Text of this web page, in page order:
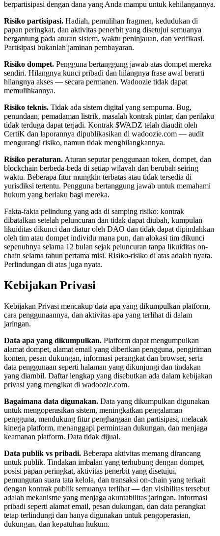
berpartisipasi dengan dana yang Anda mampu untuk kehilangannya.
Risiko partisipasi. Hadiah, pemulihan fragmen, kedudukan di
papan peringkat, dan aktivitas penerbit yang disetujui semuanya
bergantung pada aturan sistem, waktu peninjauan, dan verifikasi.
Partisipasi bukanlah jaminan pembayaran.
Risiko dompet. Pengguna bertanggung jawab atas dompet mereka
sendiri. Hilangnya kunci pribadi dan hilangnya frase awal berarti
hilangnya akses — secara permanen. Wadoozie tidak dapat
memulihkannya.
Risiko teknis. Tidak ada sistem digital yang sempurna. Bug,
penundaan, pemadaman listrik, masalah kontrak pintar, dan perilaku
tidak terduga dapat terjadi. Kontrak $WADZ telah diaudit oleh
CertiK dan laporannya dipublikasikan di wadoozie.com — audit
mengurangi risiko, namun tidak menghilangkannya.
Risiko peraturan. Aturan seputar penggunaan token, dompet, dan
blockchain berbeda-beda di setiap wilayah dan berubah seiring
waktu. Beberapa fitur mungkin terbatas atau tidak tersedia di
yurisdiksi tertentu. Pengguna bertanggung jawab untuk memahami
hukum yang berlaku bagi mereka.
Fakta-fakta pelindung yang ada di samping risiko: kontrak
dibatalkan setelah peluncuran dan tidak dapat diubah, kumpulan
likuiditas dikunci dan diatur oleh DAO dan tidak dapat dipindahkan
oleh tim atau dompet individu mana pun, dan alokasi tim dikunci
sepenuhnya selama 12 bulan sejak peluncuran tanpa likuiditas on-
chain selama tahun pertama misi. Risiko-risiko di atas adalah nyata.
Perlindungan di atas juga nyata.
Kebijakan Privasi
Kebijakan Privasi mencakup data apa yang dikumpulkan platform,
cara penggunaannya, dan aktivitas apa yang terlihat di dalam
jaringan.
Data apa yang dikumpulkan. Platform dapat mengumpulkan
alamat dompet, alamat email yang diberikan pengguna, pengiriman
konten, pesan dukungan, informasi perangkat dan browser, serta
data penggunaan seperti halaman yang dikunjungi dan tindakan
yang diambil. Daftar lengkap yang disebutkan ada dalam kebijakan
privasi yang mengikat di wadoozie.com.
Bagaimana data digunakan. Data yang dikumpulkan digunakan
untuk mengoperasikan sistem, meningkatkan pengalaman
pengguna, mendukung fitur penghargaan dan partisipasi, melacak
kinerja platform, menanggapi permintaan dukungan, dan menjaga
keamanan platform. Data tidak dijual.
Data publik vs pribadi. Beberapa aktivitas memang dirancang
untuk publik. Tindakan imbalan yang terhubung dengan dompet,
posisi papan peringkat, aktivitas penerbit yang disetujui,
pemungutan suara tata kelola, dan transaksi on-chain yang terkait
dengan kontrak publik semuanya terlihat — dan visibilitas tersebut
adalah mekanisme yang menjaga akuntabilitas jaringan. Informasi
pribadi seperti alamat email, pesan dukungan, dan data perangkat
tetap terlindungi dan hanya digunakan untuk pengoperasian,
dukungan, dan kepatuhan hukum.